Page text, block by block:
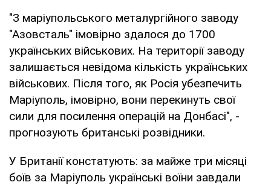
"З маріупольського металургійного заводу
"Азовсталь" імовірно здалося до 1700
українських військових. На території заводу
залишається невідома кількість українських
військових. Після того, як Росія убезпечить
Маріуполь, імовірно, вони перекинуть свої
сили для посилення операцій на Донбасі", -
прогнозують британські розвідники.
У Британії констатують: за майже три місяці
боїв за Маріуполь українські воїни завдали